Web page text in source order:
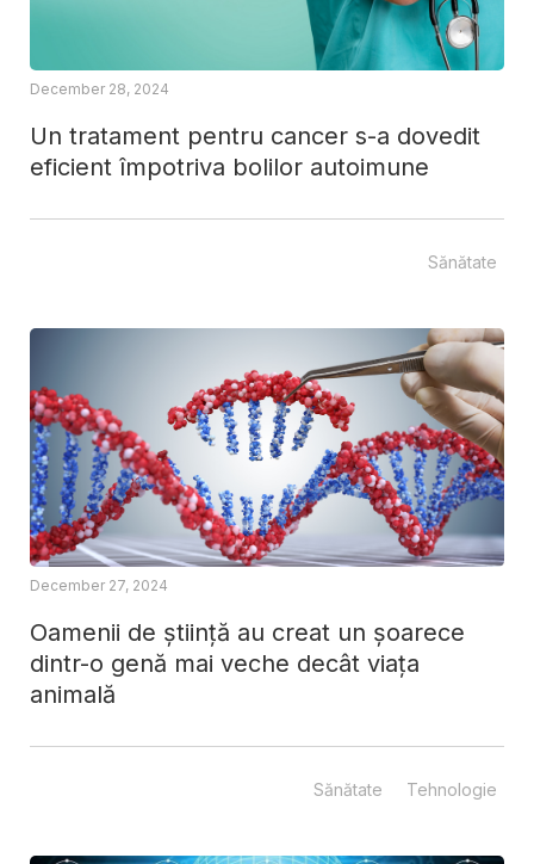
Un tratament pentru cancer s-a dovedit
eficient împotriva bolilor autoimune
December 28, 2024
Sănătate
Oamenii de știință au creat un șoarece
dintr-o genă mai veche decât viața
animală
December 27, 2024
Sănătate Tehnologie